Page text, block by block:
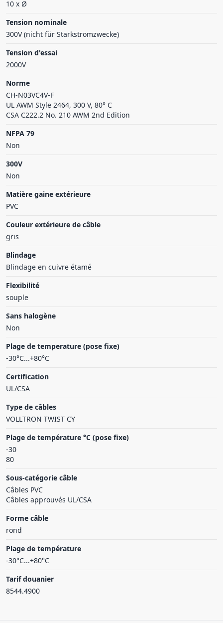
10 x Ø
Tension nominale
300V (nicht für Starkstromzwecke)
Tension d'essai
2000V
Norme
CH-N03VC4V-F
UL AWM Style 2464, 300 V, 80° C
CSA C222.2 No. 210 AWM 2nd Edition
NFPA 79
Non
300V
Non
Matière gaine extérieure
PVC
Couleur extérieure de câble
gris
Blindage
Blindage en cuivre étamé
Flexibilité
souple
Sans halogène
Non
Plage de temperature (pose fixe)
-30°C...+80°C
Certification
UL/CSA
Type de câbles
VOLLTRON TWIST CY
Plage de température °C (pose fixe)
-30
80
Sous-catégorie câble
Câbles PVC
Câbles approuvés UL/CSA
Forme câble
rond
Plage de température
-30°C...+80°C
Tarif douanier
8544.4900